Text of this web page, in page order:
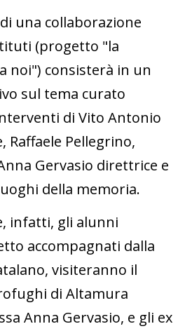
una collaborazione
(progetto "la
noi") consisterà in un
sul tema curato
di Vito Antonio
Raffaele Pellegrino,
Gervasio direttrice e
della memoria.
infatti, gli alunni
accompagnati dalla
visiteranno il
di Altamura
Anna Gervasio, e gli ex